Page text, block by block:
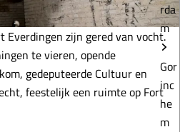
rda
m
Gor
inc
he
m
Everdingen zijn gered van vocht.
te vieren, opende
gedeputeerde Cultuur en
feestelijk een ruimte op Fort